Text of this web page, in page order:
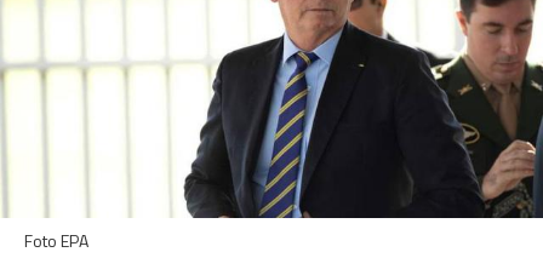
Foto EPA